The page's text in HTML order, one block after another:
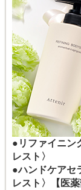
●リファイニン
レスト〉
●ハンドケアセ
レスト〉【医薬